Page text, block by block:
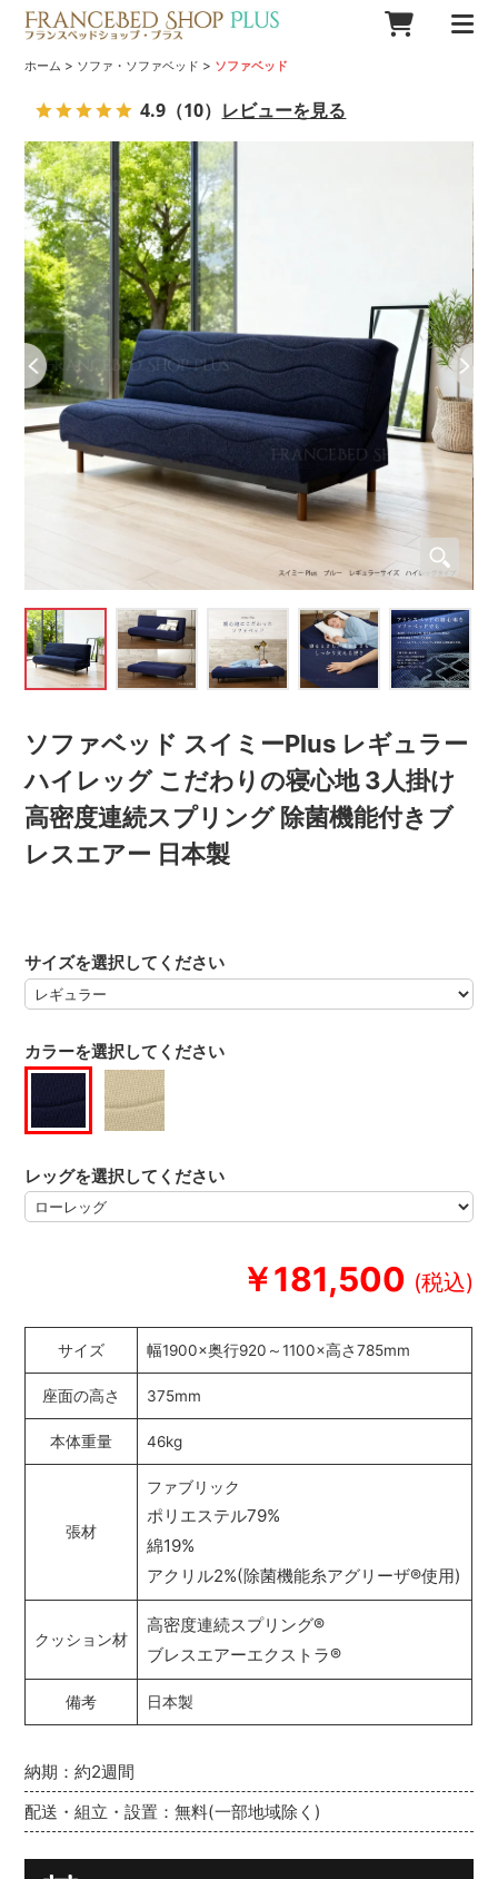
ホーム > ソファ・ソファベッド > ソファベッド
ソファベッド スイミーPlus レギュラー
ハイレッグ こだわりの寝心地 3人掛け
高密度連続スプリング 除菌機能付きブ
レスエアー 日本製
￥181,500
納期：約2週間
配送・組立・設置：無料(一部地域除く)
カラーを選択してください
サイズを選択してください
レッグを選択してください
サイズ 幅1900×奥行920～1100×高さ785mm
座面の高さ 375mm
本体重量 46kg
張材
ファブリック
ポリエステル79%
綿19%
アクリル2%(除菌機能糸アグリーザ®使用)
クッション材
高密度連続スプリング®
ブレスエアーエクストラ®
備考 日本製
4.9 （10） レビューを見る